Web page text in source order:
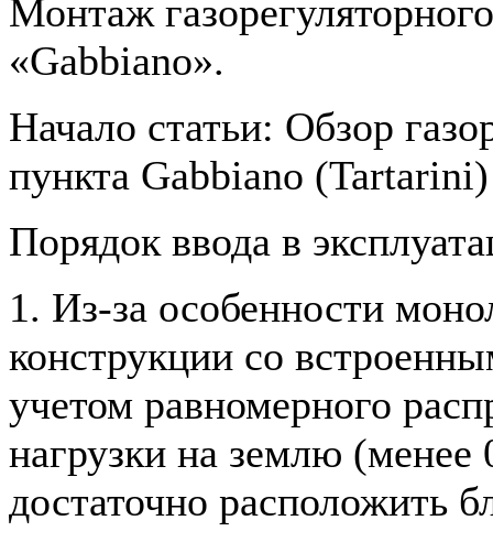
Монтаж
«Gabbiano».
Начало статьи: Обзор
пункта Gabbiano (Tartarini)
Порядок ввода в
1. Из-за особенности
конструкции со
учетом равномерного
нагрузки на землю (менее
достаточно расположить